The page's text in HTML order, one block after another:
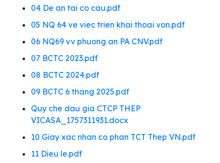
04 De an tai co cau.pdf
05 NQ 64 ve viec trien khai thoai von.pdf
06 NQ69 vv phuong an PA CNV.pdf
07 BCTC 2023.pdf
08 BCTC 2024.pdf
09 BCTC 6 thang 2025.pdf
Quy che dau gia CTCP THEP
VICASA_1757311931.docx
10 Giay xac nhan co phan TCT Thep VN.pdf
11 Dieu le.pdf